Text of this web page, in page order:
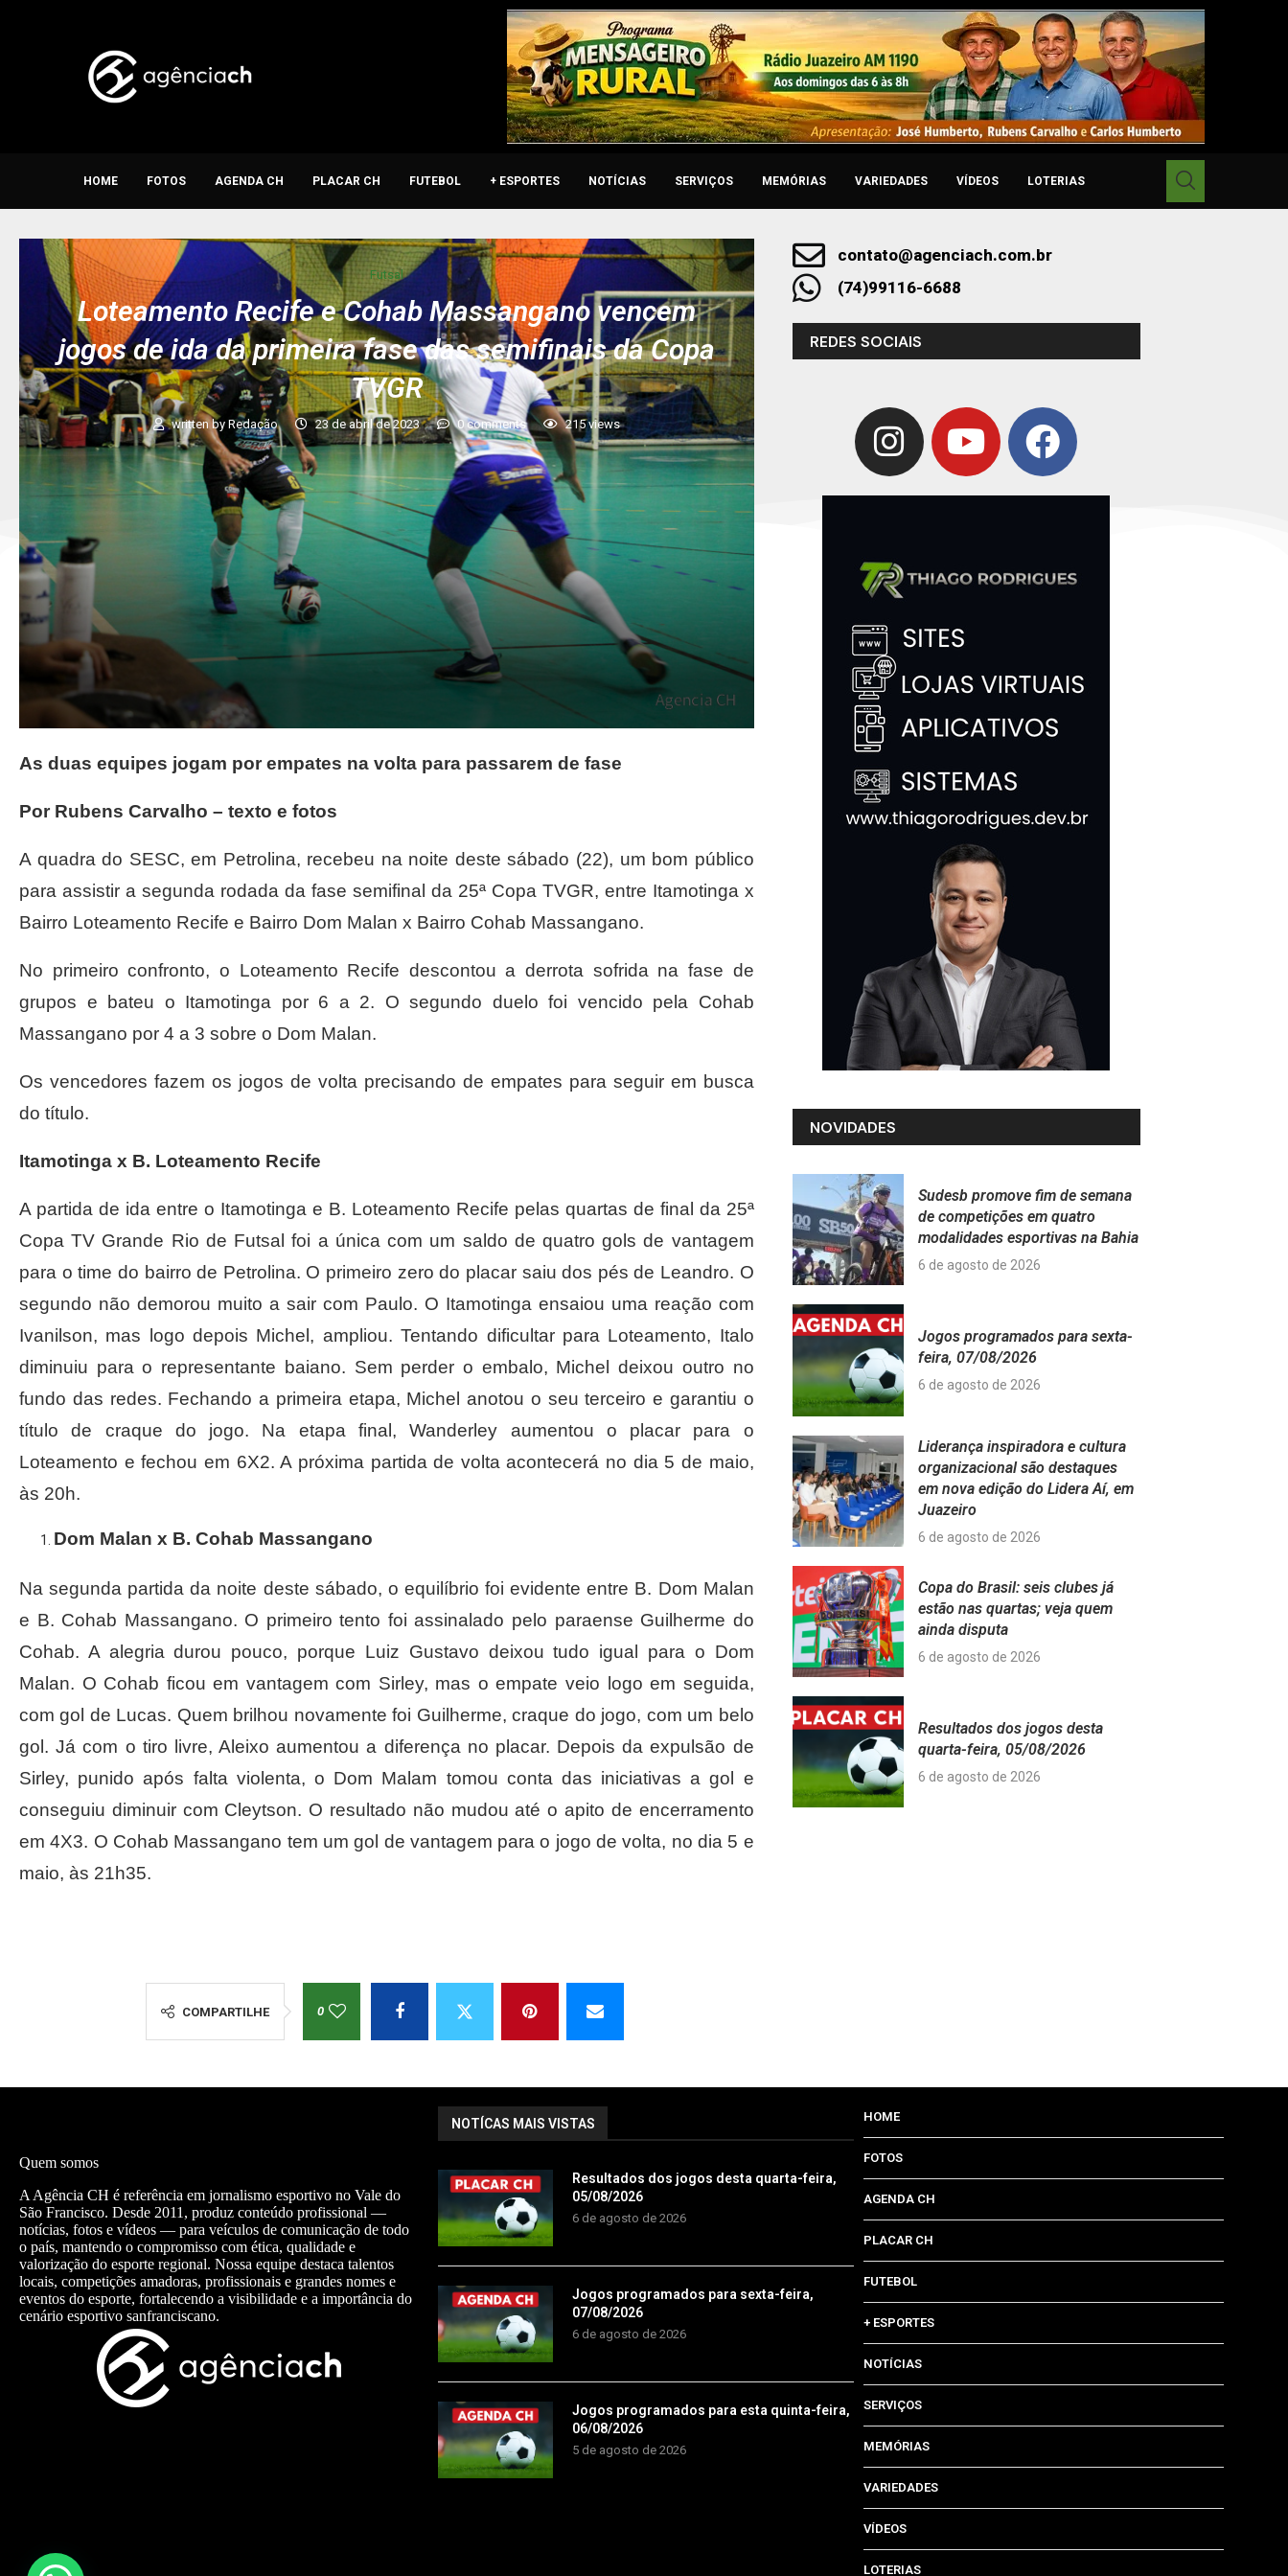
HOME FOTOS AGENDA CH PLACAR CH FUTEBOL + ESPORTES NOTÍCIAS SERVIÇOS MEMÓRIAS VARIEDADES VÍDEOS LOTERIAS
Futsal
Loteamento Recife e Cohab Massangano vencem
jogos de ida da primeira fase das semifinais da Copa
TVGR
written by Redação 23 de abril de 2023 0 comments 215views
As duas equipes jogam por empates na volta para passarem de fase
Por Rubens Carvalho – texto e fotos
A quadra do SESC, em Petrolina, recebeu na noite deste sábado (22), um bom público
para assistir a segunda rodada da fase semifinal da 25ª Copa TVGR, entre Itamotinga x
Bairro Loteamento Recife e Bairro Dom Malan x Bairro Cohab Massangano.
No primeiro confronto, o Loteamento Recife descontou a derrota sofrida na fase de
grupos e bateu o Itamotinga por 6 a 2. O segundo duelo foi vencido pela Cohab
Massangano por 4 a 3 sobre o Dom Malan.
Os vencedores fazem os jogos de volta precisando de empates para seguir em busca
do título.
Itamotinga x B. Loteamento Recife
A partida de ida entre o Itamotinga e B. Loteamento Recife pelas quartas de final da 25ª
Copa TV Grande Rio de Futsal foi a única com um saldo de quatro gols de vantagem
para o time do bairro de Petrolina. O primeiro zero do placar saiu dos pés de Leandro. O
segundo não demorou muito a sair com Paulo. O Itamotinga ensaiou uma reação com
Ivanilson, mas logo depois Michel, ampliou. Tentando dificultar para Loteamento, Italo
diminuiu para o representante baiano. Sem perder o embalo, Michel deixou outro no
fundo das redes. Fechando a primeira etapa, Michel anotou o seu terceiro e garantiu o
título de craque do jogo. Na etapa final, Wanderley aumentou o placar para o
Loteamento e fechou em 6X2. A próxima partida de volta acontecerá no dia 5 de maio,
às 20h.
Dom Malan x B. Cohab Massangano
Na segunda partida da noite deste sábado, o equilíbrio foi evidente entre B. Dom Malan
e B. Cohab Massangano. O primeiro tento foi assinalado pelo paraense Guilherme do
Cohab. A alegria durou pouco, porque Luiz Gustavo deixou tudo igual para o Dom
Malan. O Cohab ficou em vantagem com Sirley, mas o empate veio logo em seguida,
com gol de Lucas. Quem brilhou novamente foi Guilherme, craque do jogo, com um belo
gol. Já com o tiro livre, Aleixo aumentou a diferença no placar. Depois da expulsão de
Sirley, punido após falta violenta, o Dom Malam tomou conta das iniciativas a gol e
conseguiu diminuir com Cleytson. O resultado não mudou até o apito de encerramento
em 4X3. O Cohab Massangano tem um gol de vantagem para o jogo de volta, no dia 5 e
maio, às 21h35.
COMPARTILHE 0
contato@agenciach.com.br
(74)99116-6688
REDES SOCIAIS
NOVIDADES
Sudesb promove fim de semana
de competições em quatro
modalidades esportivas na Bahia
6 de agosto de 2026
Jogos programados para sexta-
feira, 07/08/2026
6 de agosto de 2026
Liderança inspiradora e cultura
organizacional são destaques
em nova edição do Lidera Aí, em
Juazeiro
6 de agosto de 2026
Copa do Brasil: seis clubes já
estão nas quartas; veja quem
ainda disputa
6 de agosto de 2026
Resultados dos jogos desta
quarta-feira, 05/08/2026
6 de agosto de 2026
Quem somos
A Agência CH é referência em jornalismo esportivo no Vale do
São Francisco. Desde 2011, produz conteúdo profissional —
notícias, fotos e vídeos — para veículos de comunicação de todo
o país, mantendo o compromisso com ética, qualidade e
valorização do esporte regional. Nossa equipe destaca talentos
locais, competições amadoras, profissionais e grandes nomes e
eventos do esporte, fortalecendo a visibilidade e a importância do
cenário esportivo sanfranciscano.
NOTÍCAS MAIS VISTAS
Resultados dos jogos desta quarta-feira,
05/08/2026
6 de agosto de 2026
Jogos programados para sexta-feira,
07/08/2026
6 de agosto de 2026
Jogos programados para esta quinta-feira,
06/08/2026
5 de agosto de 2026
HOME
FOTOS
AGENDA CH
PLACAR CH
FUTEBOL
+ ESPORTES
NOTÍCIAS
SERVIÇOS
MEMÓRIAS
VARIEDADES
VÍDEOS
LOTERIAS